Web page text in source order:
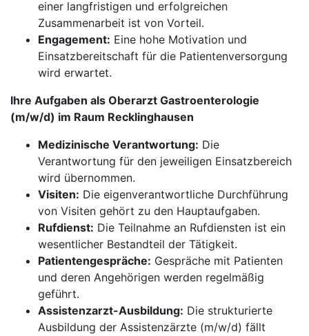
einer langfristigen und erfolgreichen
Zusammenarbeit ist von Vorteil.
Engagement: Eine hohe Motivation und
Einsatzbereitschaft für die Patientenversorgung
wird erwartet.
Ihre Aufgaben als Oberarzt Gastroenterologie
(m/w/d) im Raum Recklinghausen
Medizinische Verantwortung: Die
Verantwortung für den jeweiligen Einsatzbereich
wird übernommen.
Visiten: Die eigenverantwortliche Durchführung
von Visiten gehört zu den Hauptaufgaben.
Rufdienst: Die Teilnahme an Rufdiensten ist ein
wesentlicher Bestandteil der Tätigkeit.
Patientengespräche: Gespräche mit Patienten
und deren Angehörigen werden regelmäßig
geführt.
Assistenzarzt-Ausbildung: Die strukturierte
Ausbildung der Assistenzärzte (m/w/d) fällt